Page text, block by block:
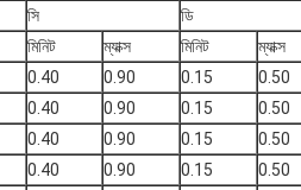
সি ডি
মিনিট ম্যাক্স মিনিট ম্যাক্স
0.40 0.90 0.15 0.50
0.40 0.90 0.15 0.50
0.40 0.90 0.15 0.50
0.40 0.90 0.15 0.50